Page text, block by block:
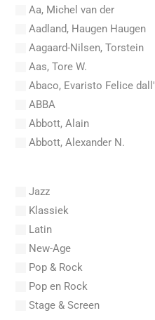
Aa, Michel van der
Aadland, Haugen Haugen
Aagaard-Nilsen, Torstein
Aas, Tore W.
Abaco, Evaristo Felice dall'
ABBA
Abbott, Alain
Abbott, Alexander N.
Abel, Lex
Aberg, Johan Ludvig
Aboucaya, Christian
Aboulker, Isabelle
Abraham, Paul
Abrams, Lester
Abreu, Zequinha
Jazz
Klassiek
Latin
New-Age
Pop & Rock
Pop en Rock
Stage & Screen